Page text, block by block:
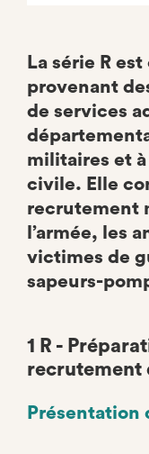
La série R
provenant
de services
militaires et
civile. Elle
recrutement
l’armée, les
victimes de
sapeurs-
1 R -
recrutement
Présentation